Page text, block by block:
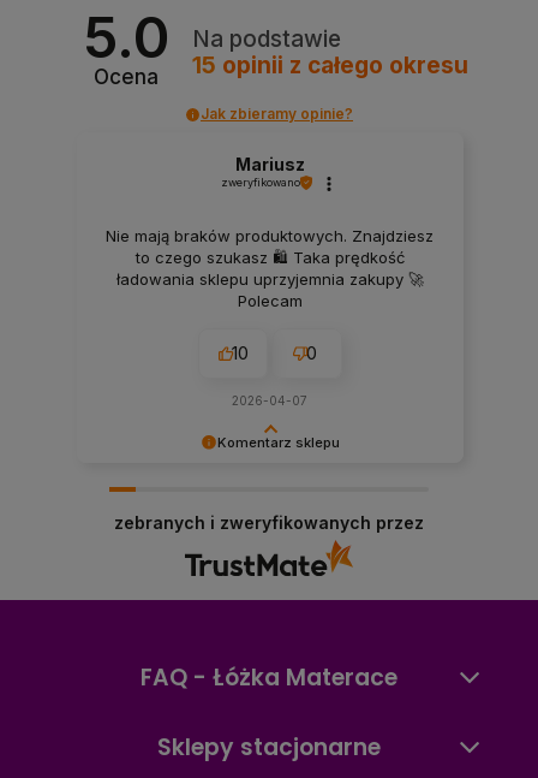
5.0
Ocena
Na podstawie
15 opinii z całego okresu
Jak zbieramy opinie?
Komentarz sklepu
dostępność produktów oraz szybkie działanie
naszego sklepu internetowego. To dla nas
ważne, aby zakupy materaca online były
Mariusz
zweryfikowano
Nie mają braków produktowych. Znajdziesz
to czego szukasz 🛍️ Taka prędkość
ładowania sklepu uprzyjemnia zakupy 🚀
Polecam
10 0
2026-04-07
zebranych i zweryfikowanych przez
FAQ - Łóżka Materace
Sklepy stacjonarne